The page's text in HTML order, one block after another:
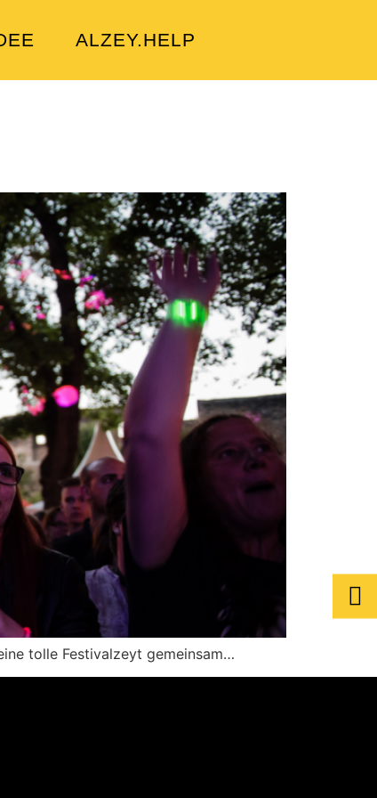
ALZEY.HELP
tolle Festivalzeyt gemeinsam…